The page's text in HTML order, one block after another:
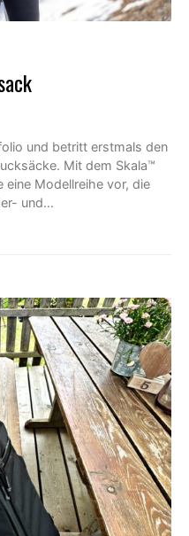
und betritt erstmals den
Mit dem Skala™
eine Modellreihe vor, die
und…